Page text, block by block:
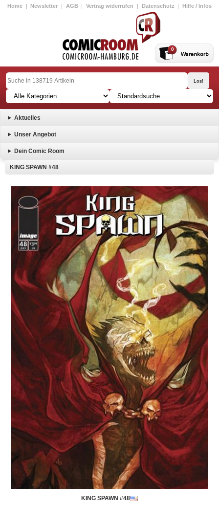
Home | Newsletter | AGB | Vertrag widerrufen | Datenschutz | Hilfe / Infos
0
Aktuelles
Unser Angebot
Dein Comic Room
KING SPAWN #48
KING SPAWN #48